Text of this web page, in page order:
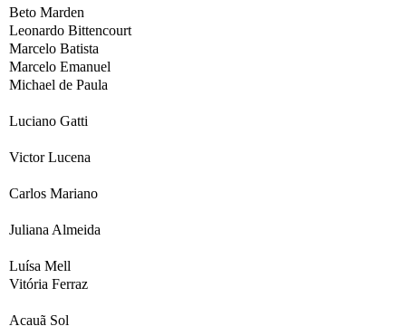
Beto Marden
Leonardo Bittencourt
Marcelo Batista
Marcelo Emanuel
Michael de Paula
Luciano Gatti
Victor Lucena
Carlos Mariano
Juliana Almeida
Luísa Mell
Vitória Ferraz
Acauã Sol